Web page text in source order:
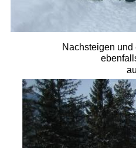
Nachsteigen